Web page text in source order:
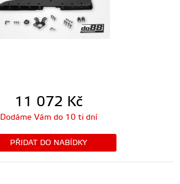
11 072 Kč
Dodáme Vám do 10 ti dní
PŘIDAT DO NABÍDKY